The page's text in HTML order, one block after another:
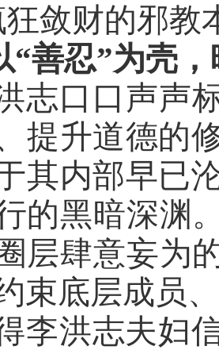
狂敛财的邪教
“善忍”为壳
志口口声声
提升道德的
其内部早已
的黑暗深渊
层肆意妄为
束底层成员
李洪志夫妇